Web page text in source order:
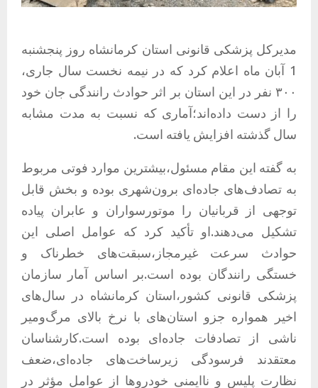
مدیرکل پزشکی قانونی استان کرمانشاه روز پنجشنبه
1 آبان ماه اعلام کرد که در نیمه نخست سال جاری،
۳۰۰ نفر در این استان بر اثر حوادث رانندگی جان خود
را از دست داده‌اند؛آماری که نسبت به مدت مشابه
سال گذشته افزایش یافته است.
به گفته این مقام مسئول،بیشترین موارد فوتی مربوط
به تصادف‌های جاده‌ای برون‌شهری بوده و بخش قابل
توجهی از قربانیان را موتورسواران و عابران پیاده
تشکیل می‌دهند.او تأکید کرد که عوامل اصلی این
حوادث سرعت غیرمجاز،سبقت‌های خطرناک و
خستگی رانندگان بوده است.بر اساس آمار سازمان
پزشکی قانونی کشور،استان کرمانشاه در سال‌های
اخیر همواره جزو استان‌های با نرخ بالای مرگ‌ومیر
ناشی از تصادفات جاده‌ای بوده است.کارشناسان
معتقدند فرسودگی زیرساخت‌های جاده‌ای،ضعف
نظارت پلیس و ناایمنی خودروها از عوامل مؤثر در